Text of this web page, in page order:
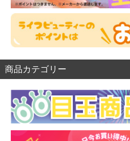
商品カテゴリー